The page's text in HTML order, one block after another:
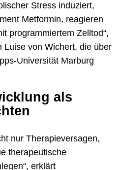
Stress induziert,
Metformin, reagieren
programmiertem Zelltod“,
Luise von Wichert, die über
Universität Marburg
als
nur Therapieversagen,
therapeutische
erklärt